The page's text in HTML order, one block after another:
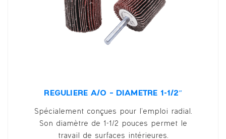
RÉGULIÈRE A/O – DIAMÈTRE 1-1/2″
Spécialement conçues pour l’emploi radial.
Son diamètre de 1-1/2 pouces permet le
travail de surfaces intérieures.